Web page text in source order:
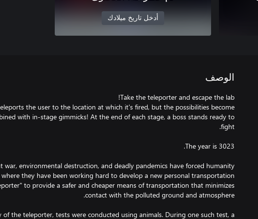
أدخل تاريخ ميلادك
الوصف
the user to the location at which it's fired, but the possibilities become
with in-stage gimmicks! At the end of each stage, a boss stands ready to
war, environmental destruction, and deadly pandemics have forced humanity
they have been working hard to develop a new personal transportation
to provide a safer and cheaper means of transportation that minimizes
of the teleporter, tests were conducted using animals. During one such test, a